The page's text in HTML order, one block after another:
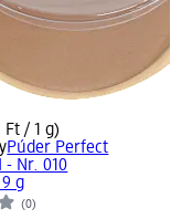
Ft / 1 g)
Púder Perfect
- Nr. 010
g
(0)